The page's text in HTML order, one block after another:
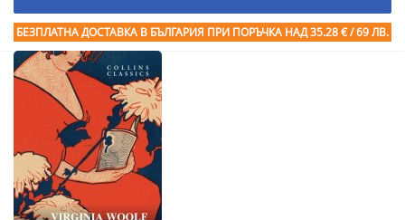
БЕЗПЛАТНА ДОСТАВКА В БЪЛГАРИЯ ПРИ ПОРЪЧКА НАД 35.28 € / 69 ЛВ.